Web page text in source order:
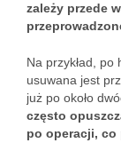
zależy przede
Na przykład,
usuwana jest
już po około
często
po operacji, co